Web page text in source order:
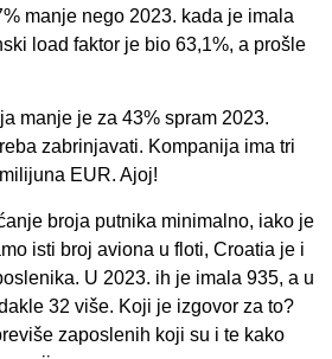
manje nego 2023. kada je imala
load faktor je bio 63,1%, a prošle
manje je za 43% spram 2023.
zabrinjavati. Kompanija ima tri
EUR. Ajoj!
broja putnika minimalno, iako je
isti broj aviona u floti, Croatia je i
U 2023. ih je imala 935, a u
32 više. Koji je izgovor za to?
zaposlenih koji su i te kako